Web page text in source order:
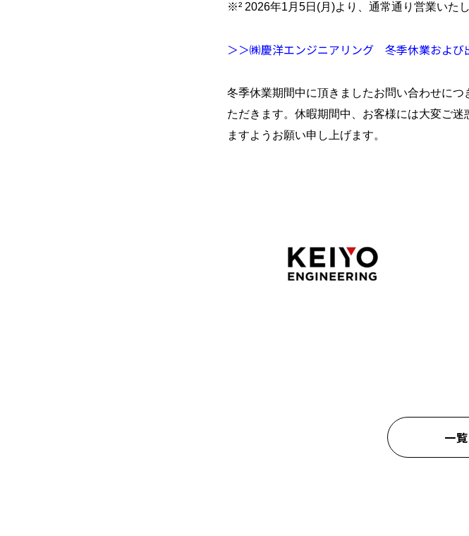
製品情
※² 2026年1月5日(月)より、通常通り営業いたし
＞＞㈱慶洋エンジニアリング 冬季休業および
冬季休業期間中に頂きましたお問い合わせに
ただきます。休暇期間中、お客様には大変ご
ますようお願い申し上げます。
一